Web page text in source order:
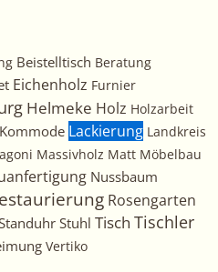
Beistelltisch Beratung
Eichenholz Furnier
Helmeke Holz Holzarbeit
Kommode Lackierung Landkreis
Massivholz Matt Möbelbau
Nussbaum
Rosengarten
Stuhl Tisch Tischler
Vertiko